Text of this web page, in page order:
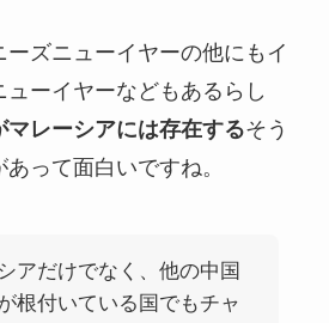
ズニューイヤーの他にもイ
ーイヤーなどもあるらし
マレーシアには存在するそう
って面白いですね。
アだけでなく、他の中国
根付いている国でもチャ